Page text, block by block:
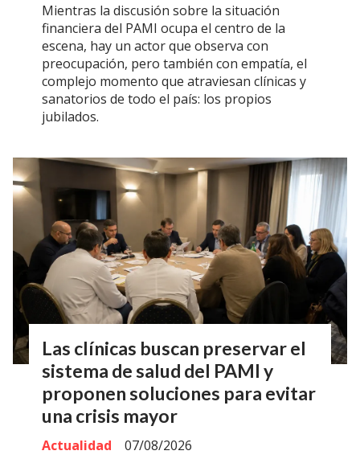
Mientras la discusión sobre la situación
financiera del PAMI ocupa el centro de la
escena, hay un actor que observa con
preocupación, pero también con empatía, el
complejo momento que atraviesan clínicas y
sanatorios de todo el país: los propios
jubilados.
Las clínicas buscan preservar el
sistema de salud del PAMI y
proponen soluciones para evitar
una crisis mayor
Actualidad
07/08/2026